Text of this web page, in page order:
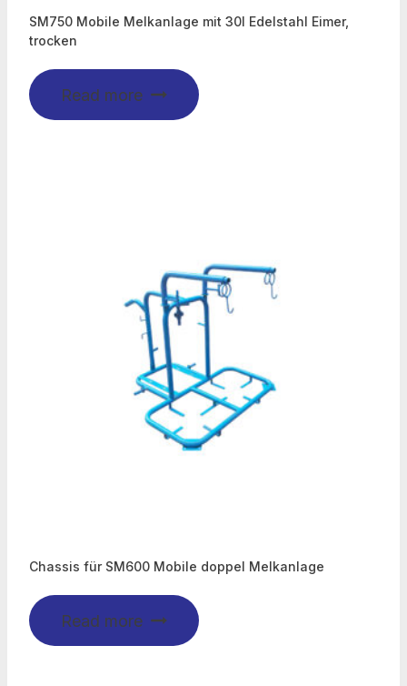
SM750 Mobile Melkanlage mit 30l Edelstahl Eimer,
trocken
Read more
Chassis für SM600 Mobile doppel Melkanlage
Read more